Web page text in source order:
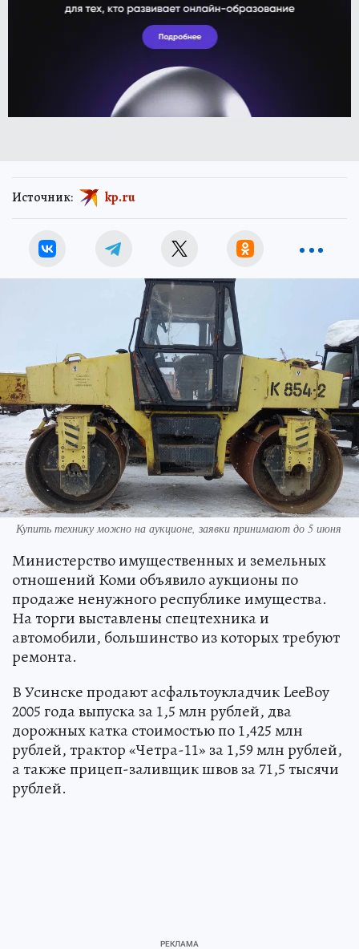
Источник: kp.ru
Купить технику можно на аукционе, заявки принимают до 5 июня
Министерство имущественных и земельных
отношений Коми объявило аукционы по
продаже ненужного республике имущества.
На торги выставлены спецтехника и
автомобили, большинство из которых требуют
ремонта.
В Усинске продают асфальтоукладчик LeeBoy
2005 года выпуска за 1,5 млн рублей, два
дорожных катка стоимостью по 1,425 млн
рублей, трактор «Четра-11» за 1,59 млн рублей,
а также прицеп-заливщик швов за 71,5 тысячи
рублей.